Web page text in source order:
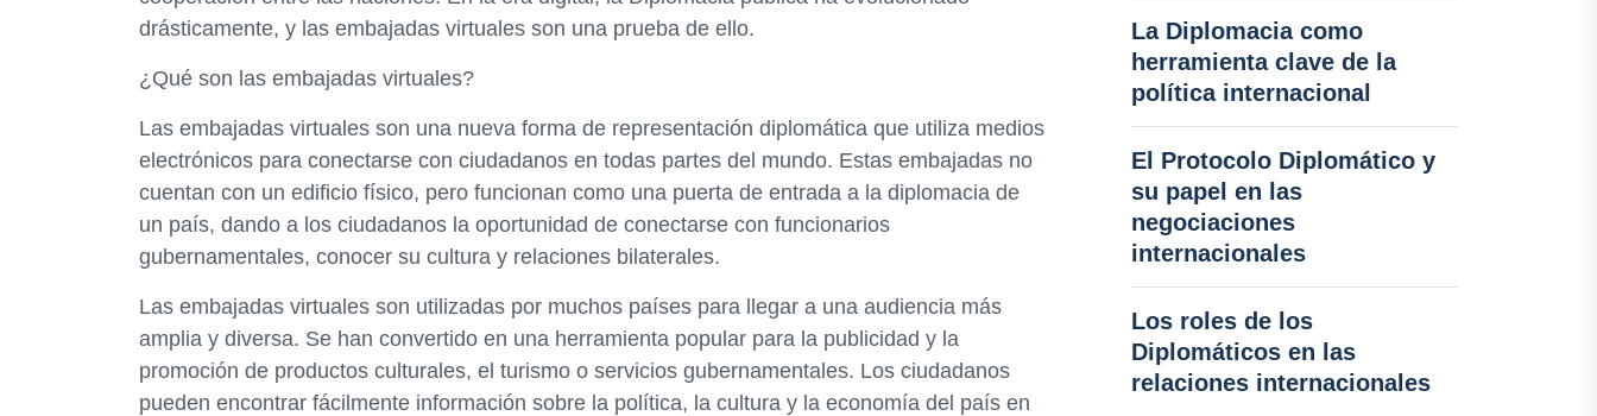
drásticamente, y las embajadas virtuales son una prueba de ello.
¿Qué son las embajadas virtuales?
Las embajadas virtuales son una nueva forma de representación diplomática que utiliza medios
electrónicos para conectarse con ciudadanos en todas partes del mundo. Estas embajadas no
cuentan con un edificio físico, pero funcionan como una puerta de entrada a la diplomacia de
un país, dando a los ciudadanos la oportunidad de conectarse con funcionarios
gubernamentales, conocer su cultura y relaciones bilaterales.
Las embajadas virtuales son utilizadas por muchos países para llegar a una audiencia más
amplia y diversa. Se han convertido en una herramienta popular para la publicidad y la
promoción de productos culturales, el turismo o servicios gubernamentales. Los ciudadanos
pueden encontrar fácilmente información sobre la política, la cultura y la economía del país en
La Diplomacia como
herramienta clave de la
política internacional
El Protocolo Diplomático y
su papel en las
negociaciones
internacionales
Los roles de los
Diplomáticos en las
relaciones internacionales